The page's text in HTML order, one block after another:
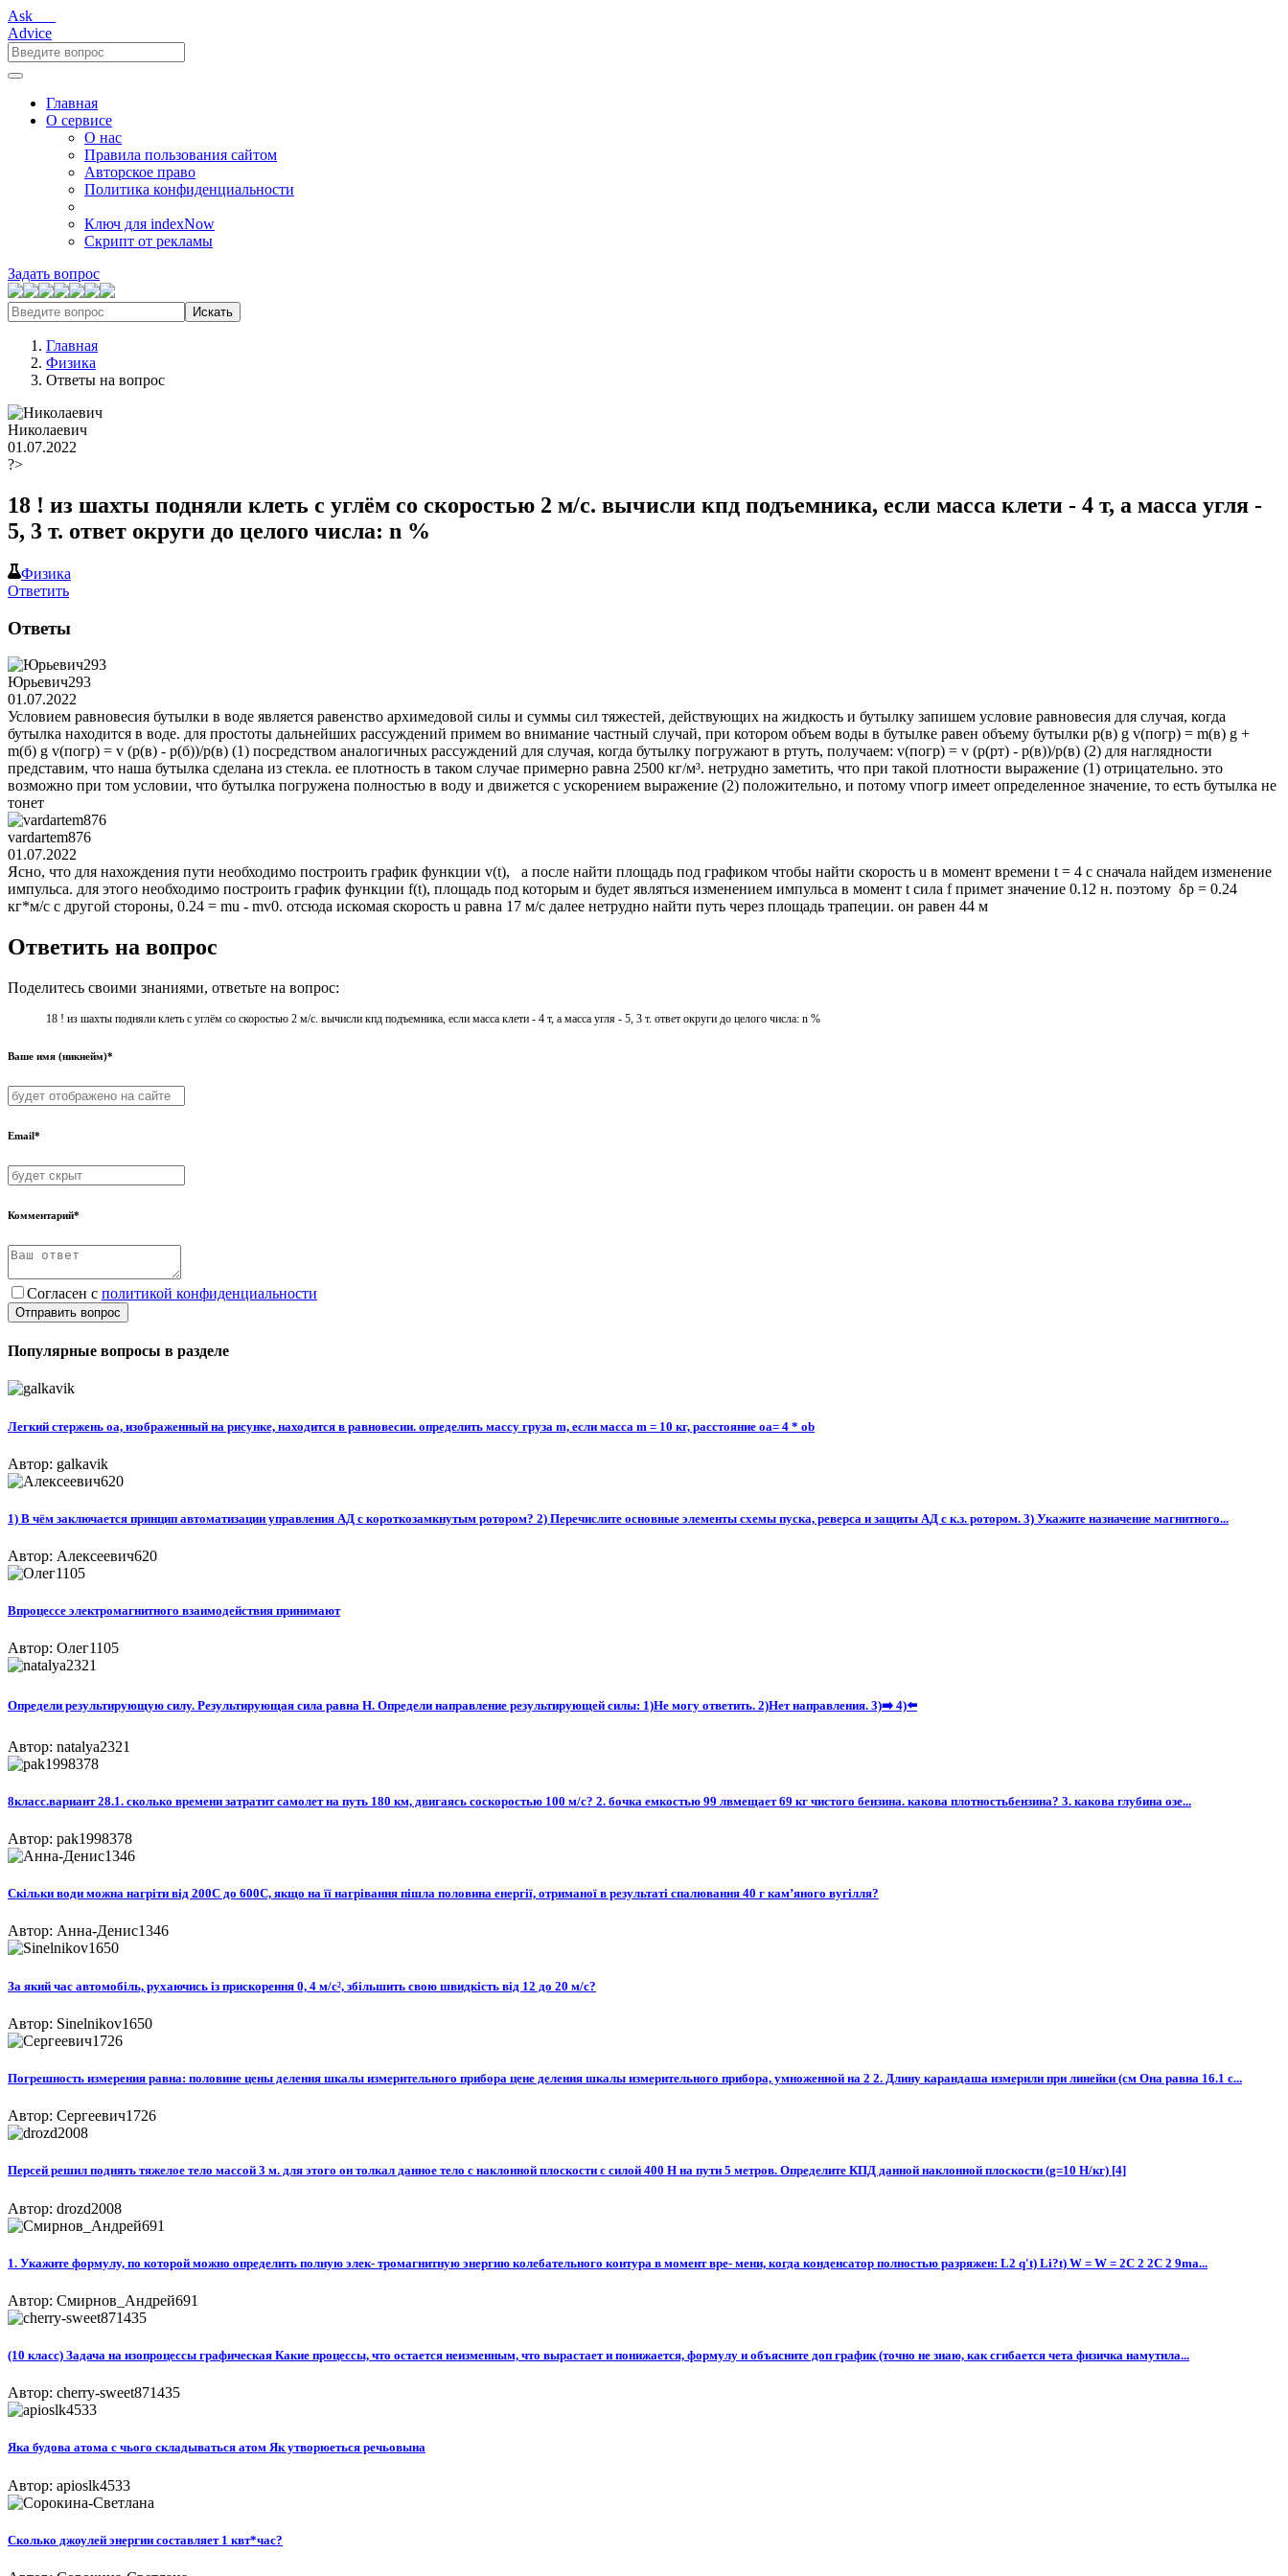
Ask___
Advice
Главная
О сервисе
О нас
Правила пользования сайтом
Авторское право
Политика конфиденциальности
Ключ для indexNow
Скрипт от рекламы
Задать вопрос
Искать
Главная
Физика
Ответы на вопрос
Николаевич
01.07.2022
?>
18 ! из шахты подняли клеть с углём со скоростью 2 м/с. вычисли кпд подъемника, если масса клети - 4 т, а масса угля -
5, 3 т. ответ округи до целого числа: n %
Физика
Ответить
Ответы
Юрьевич293
01.07.2022
Условием равновесия бутылки в воде является равенство архимедовой силы и суммы сил тяжестей, действующих на жидкость и бутылку запишем условие равновесия для случая, когда
бутылка находится в воде. для простоты дальнейших рассуждений примем во внимание частный случай, при котором объем воды в бутылке равен объему бутылки p(в) g v(погр) = m(в) g +
m(б) g v(погр) = v (p(в) - p(б))/p(в) (1) посредством аналогичных рассуждений для случая, когда бутылку погружают в ртуть, получаем: v(погр) = v (p(рт) - p(в))/p(в) (2) для наглядности
представим, что наша бутылка сделана из стекла. ее плотность в таком случае примерно равна 2500 кг/м³. нетрудно заметить, что при такой плотности выражение (1) отрицательно. это
возможно при том условии, что бутылка погружена полностью в воду и движется с ускорением выражение (2) положительно, и потому vпогр имеет определенное значение, то есть бутылка не
тонет
vardartem876
01.07.2022
Ясно, что для нахождения пути необходимо построить график функции v(t), а после найти площадь под графиком чтобы найти скорость u в момент времени t = 4 c сначала найдем изменение
импульса. для этого необходимо построить график функции f(t), площадь под которым и будет являться изменением импульса в момент t сила f примет значение 0.12 н. поэтому δp = 0.24
кг*м/c с другой стороны, 0.24 = mu - mv0. отсюда искомая скорость u равна 17 м/c далее нетрудно найти путь через площадь трапеции. он равен 44 м
Ответить на вопрос
Поделитесь своими знаниями, ответьте на вопрос:
18 ! из шахты подняли клеть с углём со скоростью 2 м/с. вычисли кпд подъемника, если масса клети - 4 т, а масса угля - 5, 3 т. ответ округи до целого числа: n %
Ваше имя (никнейм)*
Email*
Комментарий*
Согласен с политикой конфиденциальности
Отправить вопрос
Популярные вопросы в разделе
Легкий стержень oa, изображенный на рисунке, находится в равновесии. определить массу груза m, если масса m = 10 кг, расстояние oa= 4 * ob​
Автор: galkavik
1) В чём заключается принцип автоматизации управления АД с короткозамкнутым ротором? 2) Перечислите основные элементы схемы пуска, реверса и защиты АД с к.з. ротором. 3) Укажите назначение магнитного...
Автор: Алексеевич620
Впроцессе электромагнитного взаимодействия принимают
Автор: Олег1105
Определи результирующую силу. Результирующая сила равна Н. Определи направление результирующей силы: 1)Не могу ответить. 2)Нет направления. 3)➡️ 4)⬅️
Автор: natalya2321
8класс.вариант 28.1. сколько времени затратит самолет на путь 180 км, двигаясь соскоростью 100 м/с? 2. бочка емкостью 99 лвмещает 69 кг чистого бензина. какова плотностьбензина? 3. какова глубина озе...
Автор: pak1998378
Скільки води можна нагріти від 200С до 600С, якщо на її нагрівання пішла половина енергії, отриманої в результаті спалювання 40 г кам’яного вугілля?
Автор: Анна-Денис1346
За який час автомобіль, рухаючись із прискорення 0, 4 м/с², збільшить свою швидкість від 12 до 20 м/с?
Автор: Sinelnikov1650
Погрешность измерения равна: половине цены деления шкалы измерительного прибора цене деления шкалы измерительного прибора, умноженной на 2 2. Длину карандаша измерили при линейки (см Она равна 16.1 с...
Автор: Сергеевич1726
Персей решил поднять тяжелое тело массой 3 м. для этого он толкал данное тело с наклонной плоскости с силой 400 Н на пути 5 метров. Определите КПД данной наклонной плоскости (g=10 Н/кг) [4]​
Автор: drozd2008
1. Укажите формулу, по которой можно определить полную элек- тромагнитную энергию колебательного контура в момент вре- мени, когда конденсатор полностью разряжен: L2 q't) Li?t) W = W = 2C 2 2C 2 9ma...
Автор: Смирнов_Андрей691
(10 класс) Задача на изопроцессы графическая Какие процессы, что остается неизменным, что вырастает и понижается, формулу и объясните доп график (точно не знаю, как сгибается чета физичка намутила...
Автор: cherry-sweet871435
Яка будова атома с чього складываться атом Як утворюеться речьовына
Автор: apioslk4533
Сколько джоулей энергии составляет 1 квт*час?